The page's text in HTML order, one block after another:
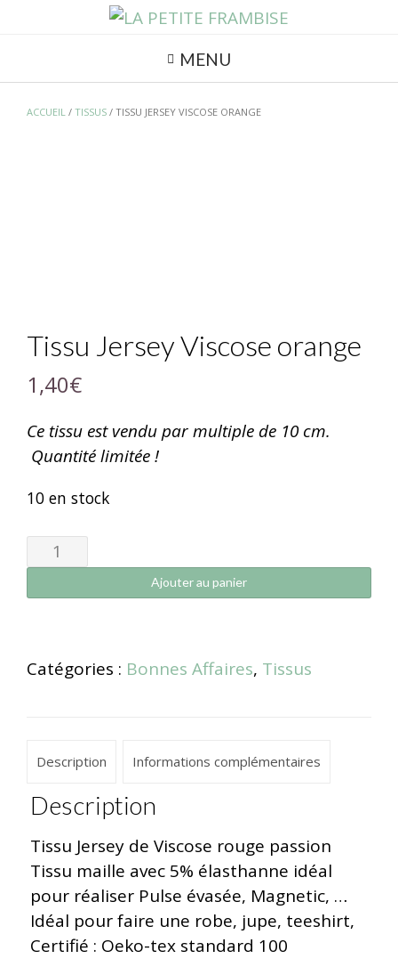
MENU
ACCUEIL / TISSUS / TISSU JERSEY VISCOSE ORANGE
Tissu Jersey Viscose orange
1,40€
Ce tissu est vendu par multiple de 10 cm.
Quantité limitée !
10 en stock
Ajouter au panier
Catégories : Bonnes Affaires, Tissus
Description Informations complémentaires
Description
Tissu Jersey de Viscose rouge passion
Tissu maille avec 5% élasthanne idéal
pour réaliser Pulse évasée, Magnetic, …
Idéal pour faire une robe, jupe, teeshirt,
Certifié : Oeko-tex standard 100